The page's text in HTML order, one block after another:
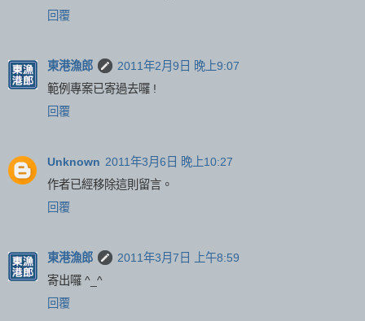
回覆
東港漁郎
2011年2月9日 晚上9:07
範例專案已寄過去囉 !
回覆
Unknown 2011年3月6日 晚上10:27
作者已經移除這則留言。
回覆
東港漁郎
2011年3月7日 上午8:59
寄出囉 ^_^
回覆